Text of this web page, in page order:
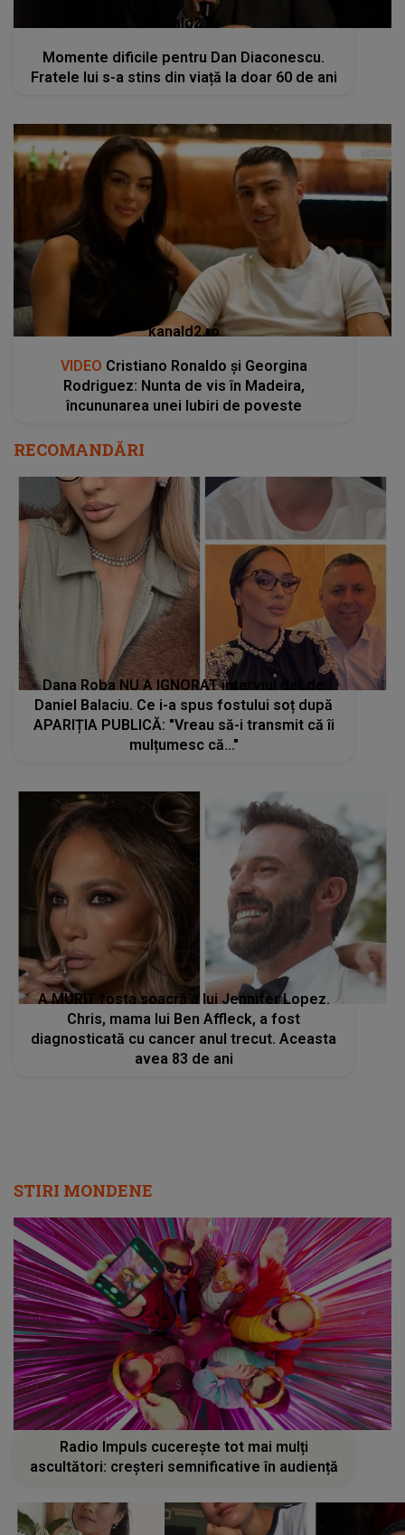
kanald2.ro
Momente dificile pentru Dan Diaconescu.
Fratele lui s-a stins din viață la doar 60 de ani
kanald2.ro
VIDEO Cristiano Ronaldo și Georgina
Rodriguez: Nunta de vis în Madeira,
încununarea unei Iubiri de poveste
RECOMANDĂRI
Dana Roba NU A IGNORAT interviul dat de
Daniel Balaciu. Ce i-a spus fostului soț după
APARIȚIA PUBLICĂ: "Vreau să-i transmit că îi
mulțumesc că..."
A MURIT fosta soacră a lui Jennifer Lopez.
Chris, mama lui Ben Affleck, a fost
diagnosticată cu cancer anul trecut. Aceasta
avea 83 de ani
STIRI MONDENE
Radio Impuls cucerește tot mai mulți
ascultători: creșteri semnificative în audiență